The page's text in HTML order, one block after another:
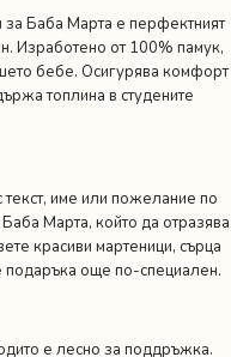
Баба Марта е перфектният
Изработено от 100% памук,
бебе. Осигурява комфорт
топлина в студените
име или пожелание по
Марта, който да отразява
красиви мартеници, сърца
подаръка още по-специален.
е лесно за поддръжка.